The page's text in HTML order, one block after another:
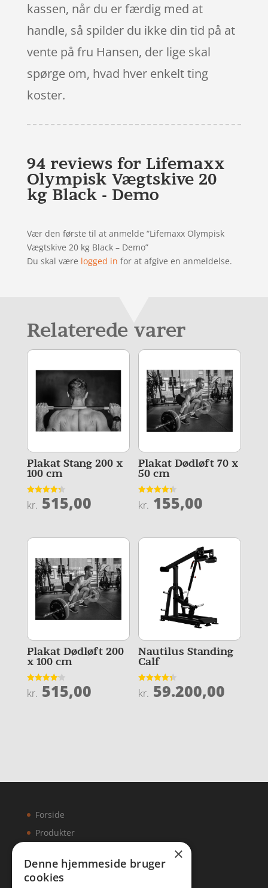
kassen, når du er færdig med at
handle, så spilder du ikke din tid på at
vente på fru Hansen, der lige skal
spørge om, hvad hver enkelt ting
koster.
94 reviews for Lifemaxx
Olympisk Vægtskive 20
kg Black - Demo
Vær den første til at anmelde “Lifemaxx Olympisk
Vægtskive 20 kg Black – Demo”
Du skal være logged in for at afgive en anmeldelse.
Relaterede varer
Plakat Stang 200 x
100 cm
Vurderet
4.3
kr. 515,00
Plakat Dødløft 70 x
50 cm
Vurderet
4.3
kr. 155,00
Plakat Dødløft 200
x 100 cm
Vurderet
4.2
kr. 515,00
Nautilus Standing
Calf
Vurderet
4.3
kr. 59.200,00
Forside
Produkter
×
Denne hjemmeside bruger
cookies